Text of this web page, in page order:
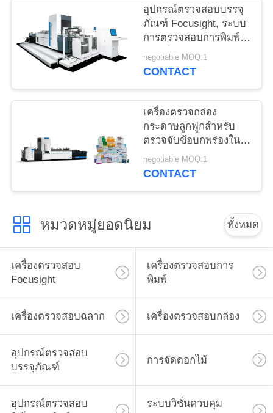
เว็บไซต์
PRIVACY
POLICY
อุปกรณ์ตรวจสอบบรรจุ
ภัณฑ์ Focusight, ระบบ
การตรวจสอบการพิมพ์
กล่องให้อาหารคู่
negotiable MOQ:1
CONTACT
เครื่องตรวจกล่อง
กระดาษลูกฟูกสำหรับ
ตรวจจับข้อบกพร่องใน
การพิมพ์
negotiable MOQ:1
CONTACT
หมวดหมู่ยอดนิยม ทั้งหมด
เครื่องตรวจสอบ
Focusight
เครื่องตรวจสอบการ
พิมพ์
เครื่องตรวจสอบฉลาก เครื่องตรวจสอบกล่อง
อุปกรณ์ตรวจสอบ
บรรจุภัณฑ์
การจัดดอกไม้
อุปกรณ์ตรวจสอบ
ระบบวิชั่นควบคุม